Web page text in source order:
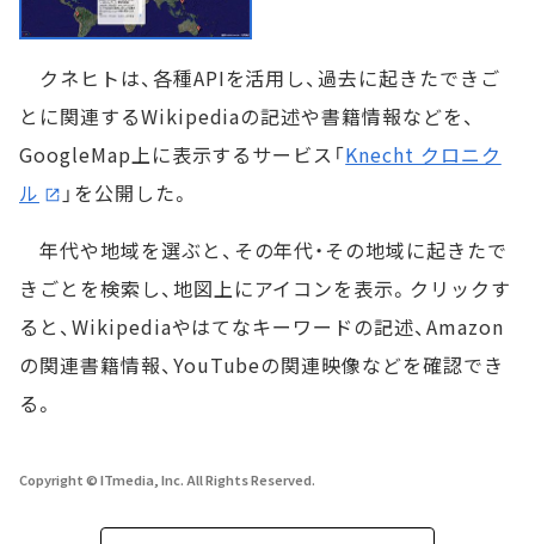
クネヒトは、各種APIを活用し、過去に起きたできご
とに関連するWikipediaの記述や書籍情報などを、
GoogleMap上に表示するサービス「Knecht クロニク
ル
」を公開した。
年代や地域を選ぶと、その年代・その地域に起きたで
きごとを検索し、地図上にアイコンを表示。クリックす
ると、Wikipediaやはてなキーワードの記述、Amazon
の関連書籍情報、YouTubeの関連映像などを確認でき
る。
Copyright © ITmedia, Inc. All Rights Reserved.